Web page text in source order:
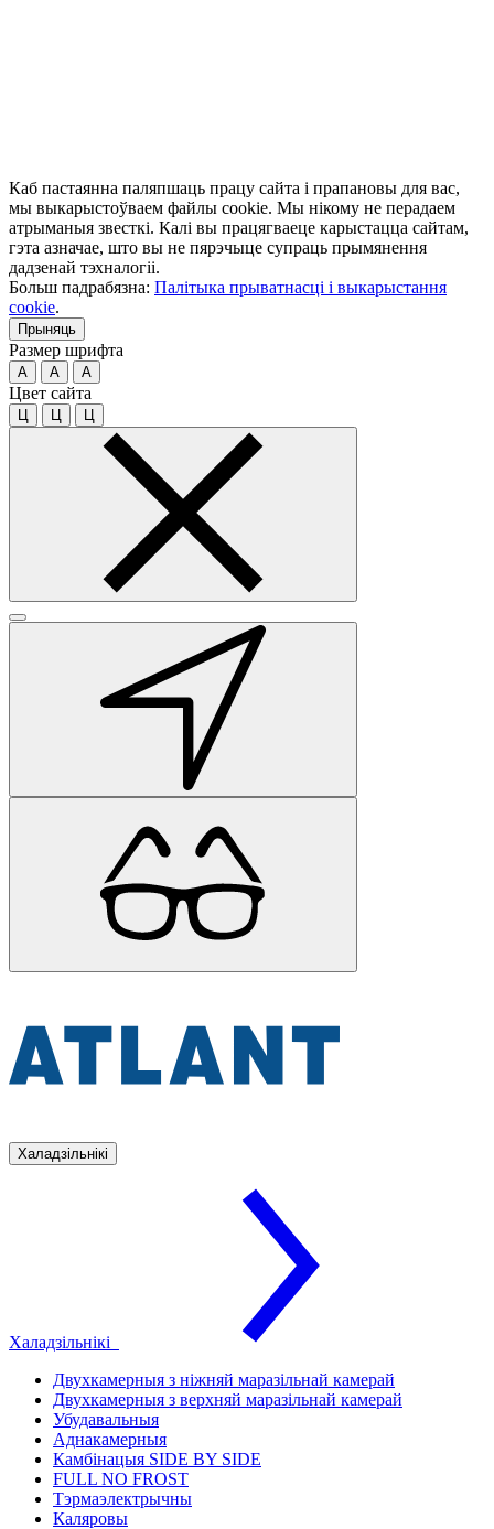
Каб пастаянна паляпшаць працу сайта і прапановы для вас,
мы выкарыстоўваем файлы cookie. Мы нікому не перадаем
атрыманыя звесткі. Калі вы працягваеце карыстацца сайтам,
гэта азначае, што вы не пярэчыце супраць прымянення
дадзенай тэхналогіі.
Больш падрабязна: Палітыка прыватнасці і выкарыстання
cookie.
Прыняць
Размер шрифта
A A A
Цвет сайта
Ц Ц Ц
Халадзільнікі
Халадзільнікі
Двухкамерныя з ніжняй маразільнай камерай
Двухкамерныя з верхняй маразільнай камерай
Убудавальныя
Аднакамерныя
Камбінацыя SIDE BY SIDE
FULL NO FROST
Тэрмаэлектрычны
Каляровы